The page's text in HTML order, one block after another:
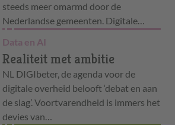
steeds meer omarmd door de
Nederlandse gemeenten. Digitale…
Data en AI
Realiteit met ambitie
NL DIGIbeter, de agenda voor de
digitale overheid belooft ‘debat en aan
de slag’. Voortvarendheid is immers het
devies van…